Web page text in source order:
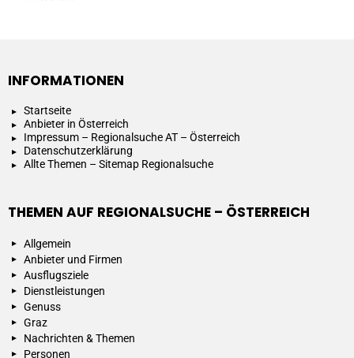
INFORMATIONEN
Startseite
Anbieter in Österreich
Impressum – Regionalsuche AT – Österreich
Datenschutzerklärung
Allte Themen – Sitemap Regionalsuche
THEMEN AUF REGIONALSUCHE – ÖSTERREICH
Allgemein
Anbieter und Firmen
Ausflugsziele
Dienstleistungen
Genuss
Graz
Nachrichten & Themen
Personen